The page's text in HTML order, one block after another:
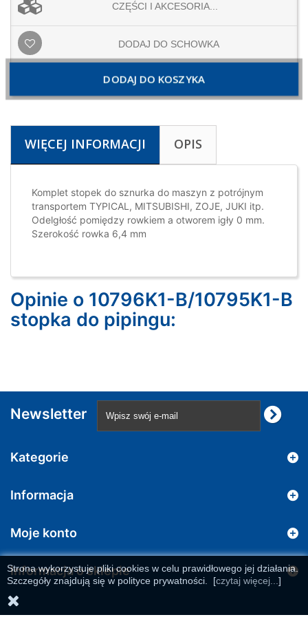
CZĘŚCI I AKCESORIA...
DODAJ DO SCHOWKA
DODAJ DO KOSZYKA
WIĘCEJ INFORMACJI OPIS
Komplet stopek do sznurka do maszyn z potrójnym
transportem TYPICAL, MITSUBISHI, ZOJE, JUKI itp.
Odelgłość pomiędzy rowkiem a otworem igły 0 mm.
Szerokość rowka 6,4 mm
Opinie o 10796K1-B/10795K1-B
stopka do pipingu:
Newsletter
Kategorie
Informacja
Moje konto
Informacja o sklepie
Strona wykorzystuje pliki cookies w celu prawidłowego jej działania.
Szczegóły znajdują się w polityce prywatności.
[czytaj więcej... ]